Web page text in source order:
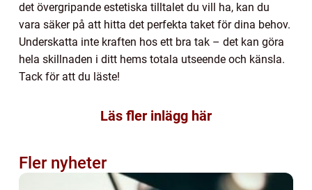
det övergripande estetiska tilltalet du vill ha, kan du
vara säker på att hitta det perfekta taket för dina behov.
Underskatta inte kraften hos ett bra tak – det kan göra
hela skillnaden i ditt hems totala utseende och känsla.
Tack för att du läste!
Läs fler inlägg här
Fler nyheter